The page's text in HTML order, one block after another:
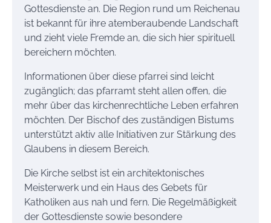
Gottesdienste an. Die Region rund um Reichenau
ist bekannt für ihre atemberaubende Landschaft
und zieht viele Fremde an, die sich hier spirituell
bereichern möchten.
Informationen über diese pfarrei sind leicht
zugänglich; das pfarramt steht allen offen, die
mehr über das kirchenrechtliche Leben erfahren
möchten. Der Bischof des zuständigen Bistums
unterstützt aktiv alle Initiativen zur Stärkung des
Glaubens in diesem Bereich.
Die Kirche selbst ist ein architektonisches
Meisterwerk und ein Haus des Gebets für
Katholiken aus nah und fern. Die Regelmäßigkeit
der Gottesdienste sowie besondere